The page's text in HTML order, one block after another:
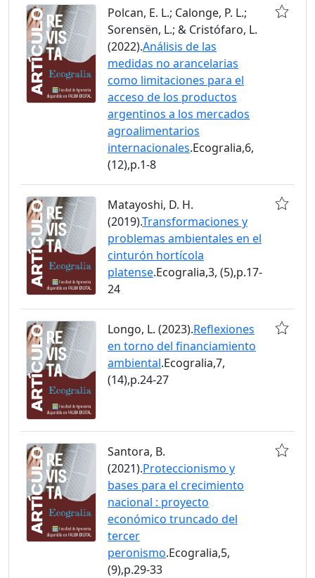
Polcan, E. L.; Calonge, P. L.;
Sorensën, L.; & Cristófaro, L.
(2022).Análisis de las
medidas no arancelarias
como limitaciones para el
acceso de los productos
argentinos a los mercados
agroalimentarios
internacionales.Ecogralia,6,
(12),p.1-8
Matayoshi, D. H.
(2019).Transformaciones y
problemas ambientales en el
cinturón hortícola
platense.Ecogralia,3, (5),p.17-
24
Longo, L. (2023).Reflexiones
en torno del financiamiento
ambiental.Ecogralia,7,
(14),p.24-27
Santora, B.
(2021).Proteccionismo y
bases para el crecimiento
nacional : proyecto
económico truncado del
tercer
peronismo.Ecogralia,5,
(9),p.29-33